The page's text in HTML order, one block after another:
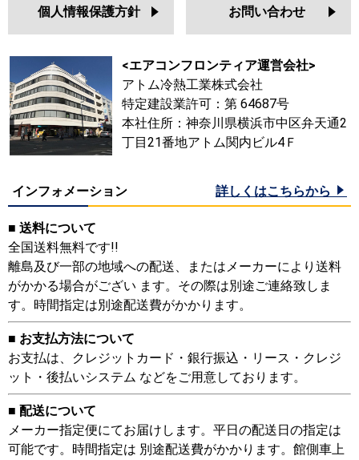
個人情報保護方針 お問い合わせ
<エアコンフロンティア運営会社>
アトム冷熱工業株式会社
特定建設業許可：第 64687号
本社住所：神奈川県横浜市中区弁天通2
丁目21番地アトム関内ビル4Ｆ
インフォメーション 詳しくはこちらから
■ 送料について
全国送料無料です!!
離島及び一部の地域への配送、またはメーカーにより送料
がかかる場合がござい ます。その際は別途ご連絡致しま
す。時間指定は別途配送費がかかります。
■ お支払方法について
お支払は、クレジットカード・銀行振込・リース・クレジ
ット・後払いシステム などをご用意しております。
■ 配送について
メーカー指定便にてお届けします。平日の配送日の指定は
可能です。時間指定は 別途配送費がかかります。館側車上